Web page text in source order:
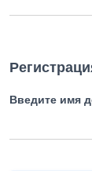
й
:
Введите имя